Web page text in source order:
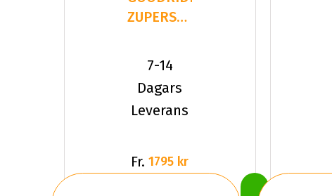
ZUPERSNOW
235/35R19
91 V XL
7-14
Dagars
Leverans
Fr. 1795 kr